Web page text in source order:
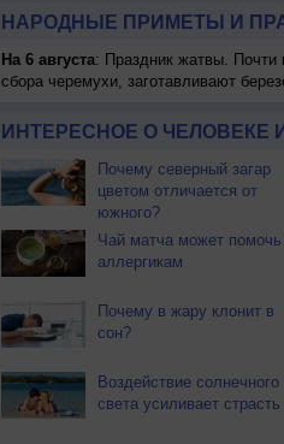
НАРОДНЫЕ ПРИМЕТЫ И
На 6 августа: Праздник жатвы. Почти
сбора черемухи, заготавливают
ИНТЕРЕСНОЕ О ЧЕЛОВЕКЕ
Почему северный загар
цветом отличается от
южного?
Чай матча может помочь
аллергикам
Почему в жару клонит в
сон?
Воздействие солнечного
света усиливает страсть